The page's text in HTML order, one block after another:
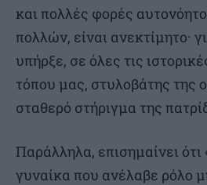
και πολλές φορές
πολλών, είναι ανεκτίμητο·
υπήρξε, σε όλες τις
τόπου μας, στυλοβάτης της
σταθερό στήριγμα της
Παράλληλα, επισημαίνει
γυναίκα που ανέλαβε ρόλο